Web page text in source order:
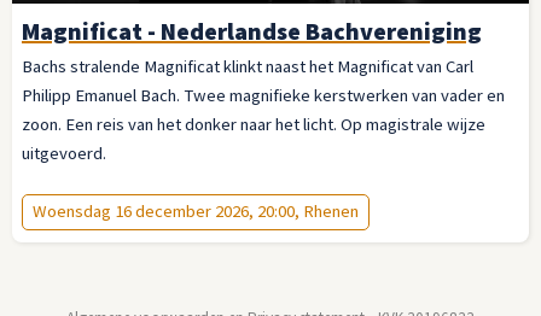
Magnificat - Nederlandse Bachvereniging
Bachs stralende Magnificat klinkt naast het Magnificat van Carl
Philipp Emanuel Bach. Twee magnifieke kerstwerken van vader en
zoon. Een reis van het donker naar het licht. Op magistrale wijze
uitgevoerd.
Woensdag 16 december 2026, 20:00, Rhenen